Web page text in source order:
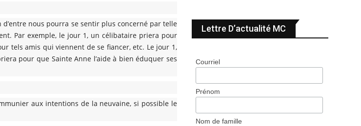
nous pourra se sentir plus concerné par telle
Par exemple, le jour 1, un célibataire priera pour
tels amis qui viennent de se fiancer, etc. Le jour 1,
pour que Sainte Anne l’aide à bien éduquer ses
aux intentions de la neuvaine, si possible le
Lettre D’actualité MC
Courriel
Prénom
Nom de famille